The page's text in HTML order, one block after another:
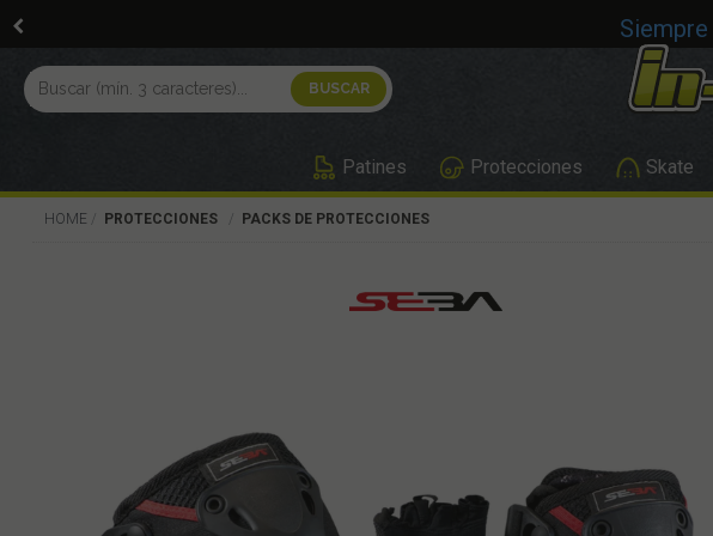
Siempre
Patines Protecciones Skate
HOME PROTECCIONES PACKS DE PROTECCIONES